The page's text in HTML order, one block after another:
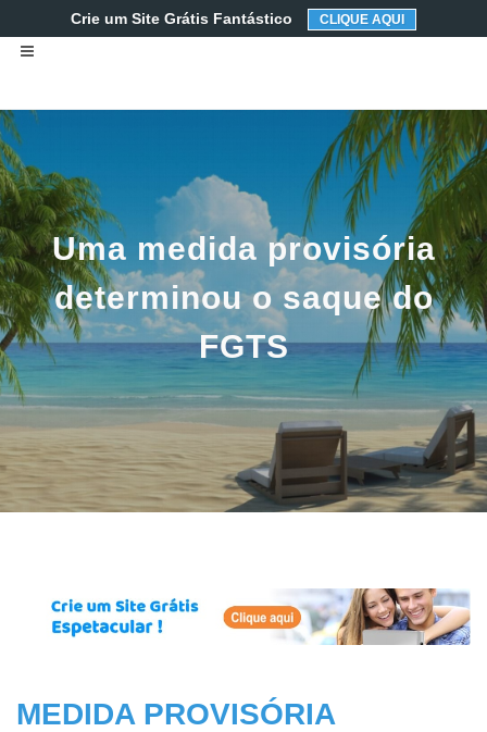
Uma medida provisória
determinou o saque do
FGTS
MEDIDA PROVISÓRIA
Crie um Site Grátis Fantástico CLIQUE AQUI